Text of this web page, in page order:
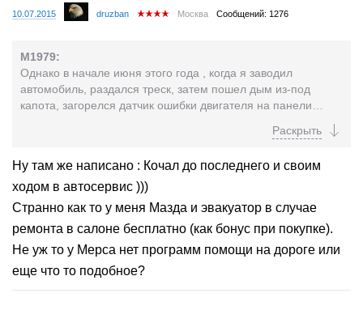
10.07.2015 druzban Москва Сообщений: 1276
M1979:
Однако в начале июня этого года , когда я заводил
автомобиль, раздался треск, затем пошел дым из-под
капота, загорелся датчик ошибки двигателя на панели
его удалось завести только спустя час. После этого каждый
зажигания раздавался треск, и только через 3-4 секунды
двигатель запускается.
Я немедленно пригнал автомобиль в сервисный центр.
Что то абсолютно не понятно... Так Вы немедленно
отправили авто в СЦ или все таки гробили двигатель до
конца слушая его треск при каждом заводе?
Ну там же написано : Кочал до последнего и своим
ходом в автосервис )))
Странно как то у меня Мазда и эвакуатор в случае
ремонта в салоне бесплатно (как бонус при покупке).
Не уж то у Мерса нет программ помощи на дороге или
еще что то подобное?